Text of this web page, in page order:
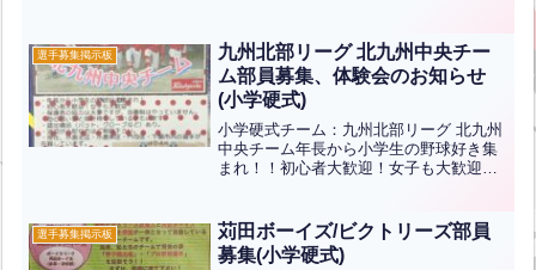
九州市中央卸売市場内グラウンド◎年長
～小学生の野...全文はクリック
選手募集掲示板
九州北部リーグ 北九州中央チー
ム部員募集、体験会のお知らせ
(小学硬式)
小学硬式チーム：九州北部リーグ 北九州
中央チーム年長から小学生の野球好き集
まれ！！初心者大歓迎！女子も大歓迎！
している子もいます。貸出備品(バット、
グローブなど)あり。...全文はクリック
選手募集掲示板
苅田ボーイズ/ビクトリーズ部員
募集(小学硬式)